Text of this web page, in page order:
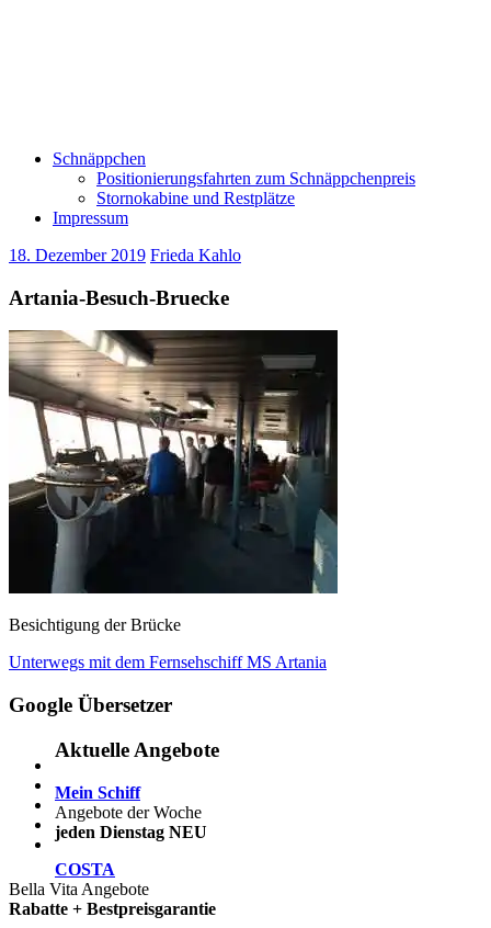
Schnäppchen
Positionierungsfahrten zum Schnäppchenpreis
Stornokabine und Restplätze
Impressum
18. Dezember 2019 Frieda Kahlo
Artania-Besuch-Bruecke
Besichtigung der Brücke
Beitragsnavigation
Vorheriger
Unterwegs mit dem Fernsehschiff MS Artania
Google Übersetzer
Aktuelle Angebote
Mein Schiff
Angebote der Woche
jeden Dienstag NEU
COSTA
Bella Vita Angebote
Rabatte + Bestpreisgarantie